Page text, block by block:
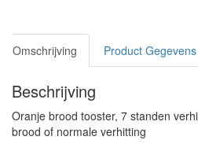
Omschrijving Product Gegevens
Beschrijving
Oranje brood tooster, 7 standen
brood of normale verhitting